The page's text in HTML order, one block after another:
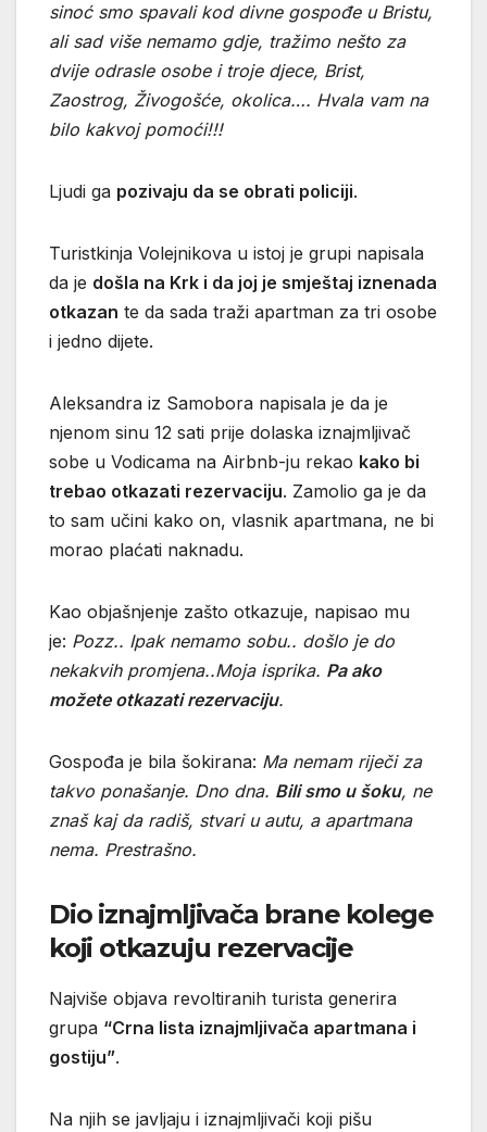
sinoć smo spavali kod divne gospođe u Bristu,
ali sad više nemamo gdje, tražimo nešto za
dvije odrasle osobe i troje djece, Brist,
Zaostrog, Živogošće, okolica…. Hvala vam na
bilo kakvoj pomoći!!!
Ljudi ga pozivaju da se obrati policiji.
Turistkinja Volejnikova u istoj je grupi napisala
da je došla na Krk i da joj je smještaj iznenada
otkazan te da sada traži apartman za tri osobe
i jedno dijete.
Aleksandra iz Samobora napisala je da je
njenom sinu 12 sati prije dolaska iznajmljivač
sobe u Vodicama na Airbnb-ju rekao kako bi
trebao otkazati rezervaciju. Zamolio ga je da
to sam učini kako on, vlasnik apartmana, ne bi
morao plaćati naknadu.
Kao objašnjenje zašto otkazuje, napisao mu
je: Pozz.. Ipak nemamo sobu.. došlo je do
nekakvih promjena..Moja isprika. Pa ako
možete otkazati rezervaciju.
Gospođa je bila šokirana: Ma nemam riječi za
takvo ponašanje. Dno dna. Bili smo u šoku, ne
znaš kaj da radiš, stvari u autu, a apartmana
nema. Prestrašno.
Dio iznajmljivača brane kolege
koji otkazuju rezervacije
Najviše objava revoltiranih turista generira
grupa “Crna lista iznajmljivača apartmana i
gostiju”.
Na njih se javljaju i iznajmljivači koji pišu